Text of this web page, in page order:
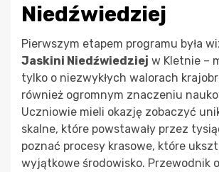
Niedźwiedziej
Pierwszym etapem programu była
Jaskini Niedźwiedziej w Kletnie –
tylko o niezwykłych walorach
również ogromnym znaczeniu
Uczniowie mieli okazję zobaczyć
skalne, które powstawały przez
poznać procesy krasowe, które
wyjątkowe środowisko. Przewodnik